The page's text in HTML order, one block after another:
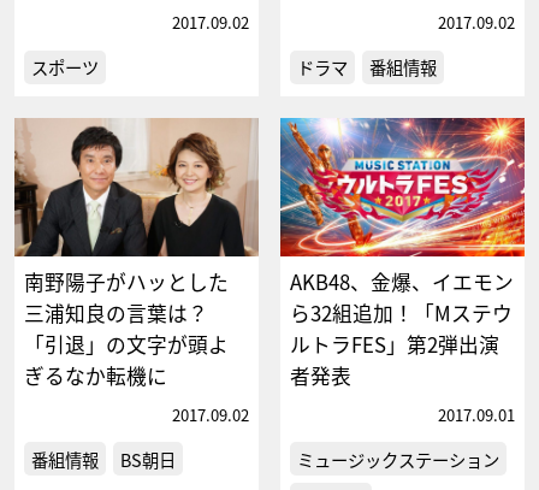
2017.09.02
スポーツ
2017.09.02
ドラマ 番組情報
南野陽子がハッとした
三浦知良の言葉は？
「引退」の文字が頭よ
ぎるなか転機に
2017.09.02
番組情報 BS朝日
AKB48、金爆、イエモン
ら32組追加！「Mステウ
ルトラFES」第2弾出演
者発表
2017.09.01
ミュージックステーション